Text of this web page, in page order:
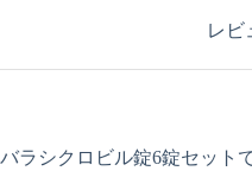
レビ
バラシクロビル錠6錠セット